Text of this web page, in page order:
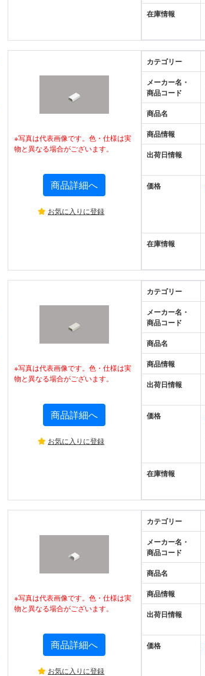
在庫情報
※写真は代表画像です。色・仕様は実
物と異なる場合がございます。
商品詳細へ
お気に入りに登録
カテゴリー
メーカー名・
商品コード
商品名
商品情報
出荷日情報
価格
在庫情報
※写真は代表画像です。色・仕様は実
物と異なる場合がございます。
商品詳細へ
お気に入りに登録
カテゴリー
メーカー名・
商品コード
商品名
商品情報
出荷日情報
価格
在庫情報
※写真は代表画像です。色・仕様は実
物と異なる場合がございます。
商品詳細へ
お気に入りに登録
カテゴリー
メーカー名・
商品コード
商品名
商品情報
出荷日情報
価格